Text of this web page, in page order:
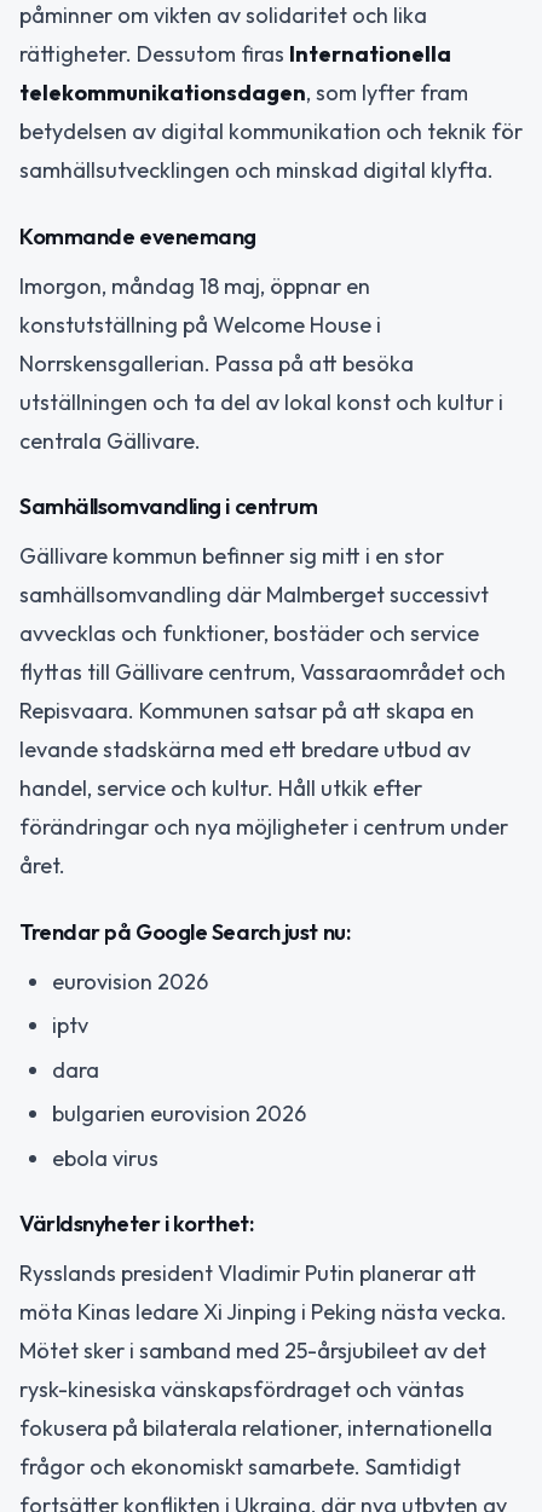
påminner om vikten av solidaritet och lika
rättigheter. Dessutom firas Internationella
telekommunikationsdagen, som lyfter fram
betydelsen av digital kommunikation och teknik för
samhällsutvecklingen och minskad digital klyfta.
Kommande evenemang
Imorgon, måndag 18 maj, öppnar en
konstutställning på Welcome House i
Norrskensgallerian. Passa på att besöka
utställningen och ta del av lokal konst och kultur i
centrala Gällivare.
Samhällsomvandling i centrum
Gällivare kommun befinner sig mitt i en stor
samhällsomvandling där Malmberget successivt
avvecklas och funktioner, bostäder och service
flyttas till Gällivare centrum, Vassaraområdet och
Repisvaara. Kommunen satsar på att skapa en
levande stadskärna med ett bredare utbud av
handel, service och kultur. Håll utkik efter
förändringar och nya möjligheter i centrum under
året.
Trendar på Google Search just nu:
eurovision 2026
iptv
dara
bulgarien eurovision 2026
ebola virus
Världsnyheter i korthet:
Rysslands president Vladimir Putin planerar att
möta Kinas ledare Xi Jinping i Peking nästa vecka.
Mötet sker i samband med 25-årsjubileet av det
rysk-kinesiska vänskapsfördraget och väntas
fokusera på bilaterala relationer, internationella
frågor och ekonomiskt samarbete. Samtidigt
fortsätter konflikten i Ukraina, där nya utbyten av